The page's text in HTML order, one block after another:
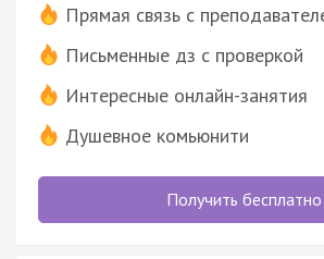
Прямая связь с
Письменные дз с проверкой
Интересные онлайн-занятия
Душевное комьюнити
Получить бесплатно